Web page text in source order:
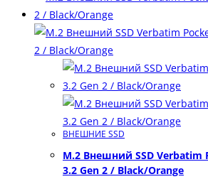
ВНЕШНИЕ SSD
M.2 Внешний SSD Verbatim
3.2 Gen 2 / Black/Orange